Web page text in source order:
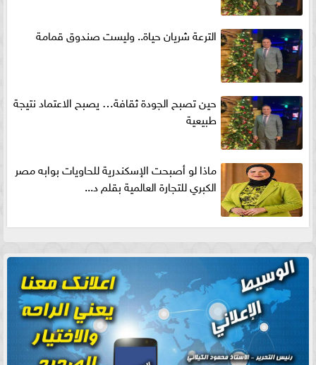
الترعة شريان حياة.. وليست صندوق قمامة
حين تصبح الجودة ثقافة… يصبح الاعتماد نتيجة
طبيعية
ماذا لو أصبحت الإسكندرية للحاويات بوابه مصر
الكبري للتجارة العالمية بقلم د...